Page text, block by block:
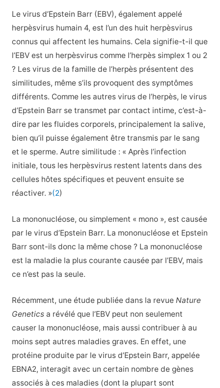
Le virus d’Epstein Barr (EBV), également appelé
herpèsvirus humain 4, est l’un des huit herpèsvirus
connus qui affectent les humains. Cela signifie-t-il que
l’EBV est un herpèsvirus comme l’herpès simplex 1 ou 2
? Les virus de la famille de l’herpès présentent des
similitudes, même s’ils provoquent des symptômes
différents. Comme les autres virus de l’herpès, le virus
d’Epstein Barr se transmet par contact intime, c’est-à-
dire par les fluides corporels, principalement la salive,
bien qu’il puisse également être transmis par le sang
et le sperme. Autre similitude : « Après l’infection
initiale, tous les herpèsvirus restent latents dans des
cellules hôtes spécifiques et peuvent ensuite se
réactiver. »(2)
La mononucléose, ou simplement « mono », est causée
par le virus d’Epstein Barr. La mononucléose et Epstein
Barr sont-ils donc la même chose ? La mononucléose
est la maladie la plus courante causée par l’EBV, mais
ce n’est pas la seule.
Récemment, une étude publiée dans la revue Nature
Geneticsa révélé que l’EBV peut non seulement
causer la mononucléose, mais aussi contribuer à au
moins sept autres maladies graves. En effet, une
protéine produite par le virus d’Epstein Barr, appelée
EBNA2, interagit avec un certain nombre de gènes
associés à ces maladies (dont la plupart sont